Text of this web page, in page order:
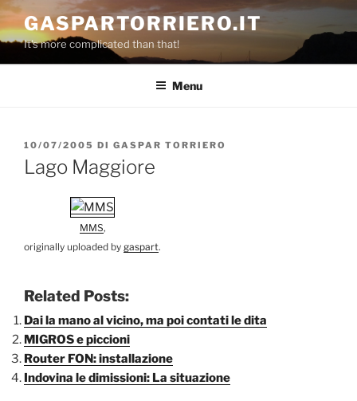
Salta
al
contenuto
GASPARTORRIERO.IT
It's more complicated than that!
Menu
PUBBLICATO
IL
10/07/2005 DI GASPAR TORRIERO
Lago Maggiore
MMS,
originally uploaded by gaspart.
Related Posts:
Dai la mano al vicino, ma poi contati le dita
MIGROS e piccioni
Router FON: installazione
Indovina le dimissioni: La situazione